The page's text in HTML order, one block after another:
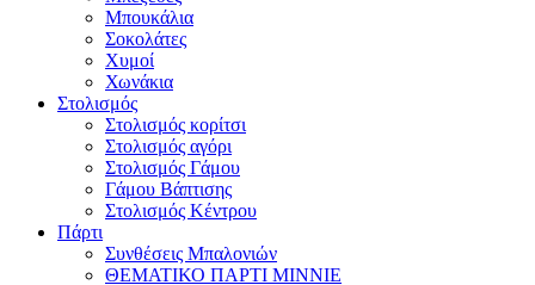
Μπουκάλια
Σοκολάτες
Χυμοί
Χωνάκια
Στολισμός
Στολισμός κορίτσι
Στολισμός αγόρι
Στολισμός Γάμου
Γάμου Βάπτισης
Στολισμός Κέντρου
Πάρτι
Συνθέσεις Μπαλονιών
ΘΕΜΑΤΙΚΟ ΠΑΡΤΙ ΜΙΝΝΙΕ